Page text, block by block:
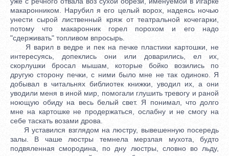
макаронником. Нарубил я его целый ворох, надеясь ночью
унести сырой лиственный кряж от театральной кочегарки,
потому что макаронник горел порохом и его надо
"сдерживать" топливом впросырь.
Я варил в ведре и пек на печке пластики картошки, не
интересуясь, допеклись они или доварились, ел их,
скорлушки бросал мышам, которые бойко возились по
другую сторону печки, с ними было мне не так одиноко. Я
добывал в читальнях библиотек книжки, уводил их, а они
уводили меня в иной мир, помогали глушить тревогу и раной
ноющую обиду на весь белый свет. Я понимал, что долго
мне на картошке не продержаться, ослабну и не смогу на
себе таскать возами дрова.
Я уставился взглядом на люстру, вывешенную посередь
залы. В чаше люстры темнела мерзлая мухота, будто
подвяленная смородина, по дну люстры, словно во льду,